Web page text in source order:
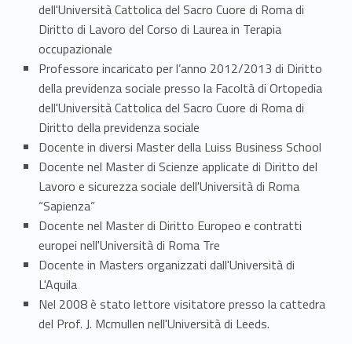
dell'Università Cattolica del Sacro Cuore di Roma di
Diritto di Lavoro del Corso di Laurea in Terapia
occupazionale
Professore incaricato per l’anno 2012/2013 di Diritto
della previdenza sociale presso la Facoltà di Ortopedia
dell'Università Cattolica del Sacro Cuore di Roma di
Diritto della previdenza sociale
Docente in diversi Master della Luiss Business School
Docente nel Master di Scienze applicate di Diritto del
Lavoro e sicurezza sociale dell'Università di Roma
“Sapienza”
Docente nel Master di Diritto Europeo e contratti
europei nell'Università di Roma Tre
Docente in Masters organizzati dall'Università di
L'Aquila
Nel 2008 è stato lettore visitatore presso la cattedra
del Prof. J. Mcmullen nell'Università di Leeds.